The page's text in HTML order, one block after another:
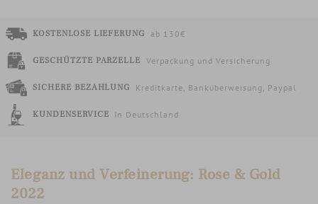
KOSTENLOSE LIEFERUNG ab 130€
GESCHÜTZTE PARZELLE Verpackung und Versicherung
SICHERE BEZAHLUNG Kreditkarte, Banküberweisung, Paypal
KUNDENSERVICE In Deutschland
Eleganz und Verfeinerung: Rose & Gold
2022